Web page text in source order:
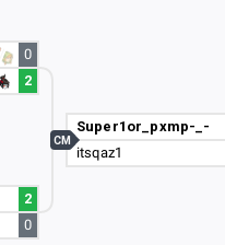
0
2
2
0
Super1or_pxmp-_-
itsqaz1
CM